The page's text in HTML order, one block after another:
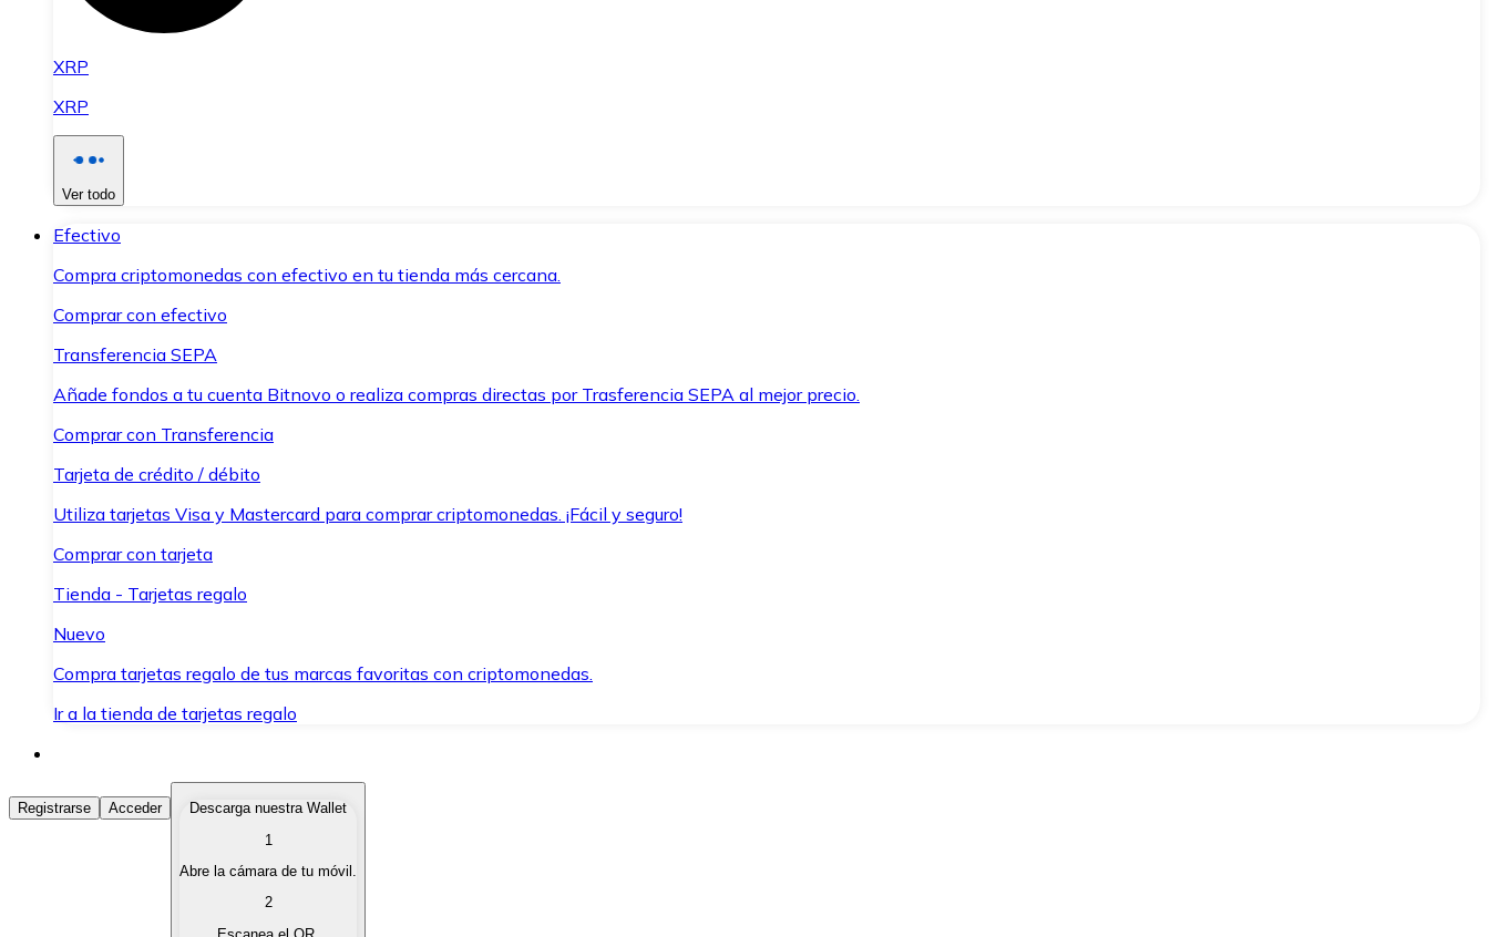
XRP
XRP
Ver todo
Efectivo
Compra criptomonedas con efectivo en tu tienda más cercana.
Comprar con efectivo
Transferencia SEPA
Añade fondos a tu cuenta Bitnovo o realiza compras directas por Trasferencia SEPA al mejor precio.
Comprar con Transferencia
Tarjeta de crédito / débito
Utiliza tarjetas Visa y Mastercard para comprar criptomonedas. ¡Fácil y seguro!
Comprar con tarjeta
Tienda - Tarjetas regalo
Nuevo
Compra tarjetas regalo de tus marcas favoritas con criptomonedas.
Ir a la tienda de tarjetas regalo
Comprar Criptomonedas
Compra criptomonedas con diferentes métodos de pago.
Vende tus criptomonedas de forma rápida y segura.
Registrarse Acceder
Descarga nuestra Wallet
1
Abre la cámara de tu móvil.
2